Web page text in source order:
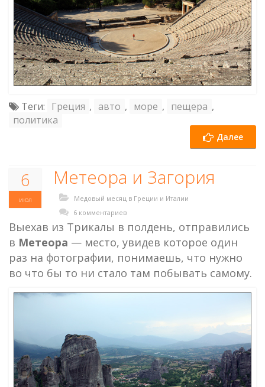
Теги: Греция , авто , море , пещера ,
политика
Далее
6
июл
Метеора и Загория
Медовый месяц в Греции и Италии
6 комментариев
Выехав из Трикалы в полдень, отправились
в Метеора — место, увидев которое один
раз на фотографии, понимаешь, что нужно
во что бы то ни стало там побывать самому.